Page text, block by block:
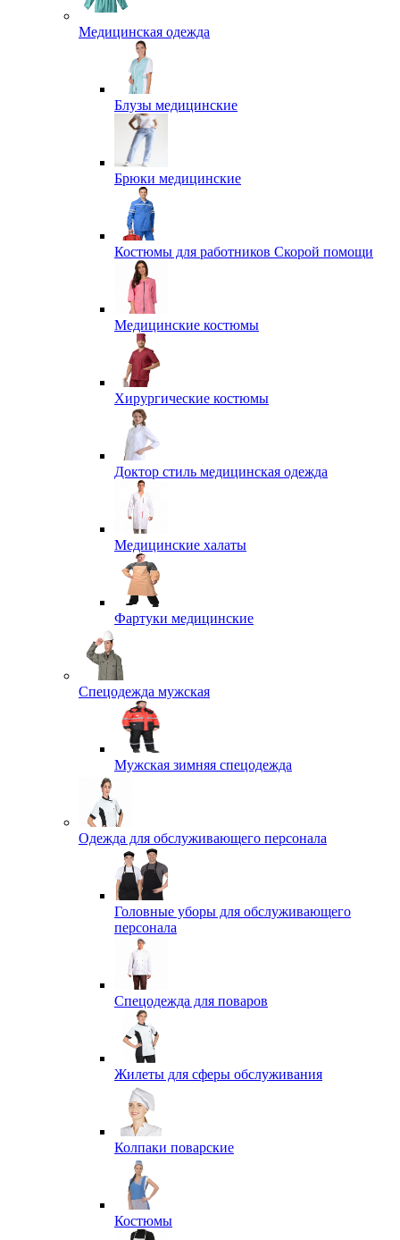
Медицинская одежда
Блузы медицинские
Брюки медицинские
Костюмы для работников Скорой помощи
Медицинские костюмы
Хирургические костюмы
Доктор стиль медицинская одежда
Медицинские халаты
Фартуки медицинские
Спецодежда мужская
Мужская зимняя спецодежда
Одежда для обслуживающего персонала
Головные уборы для обслуживающего
персонала
Спецодежда для поваров
Жилеты для сферы обслуживания
Колпаки поварские
Костюмы